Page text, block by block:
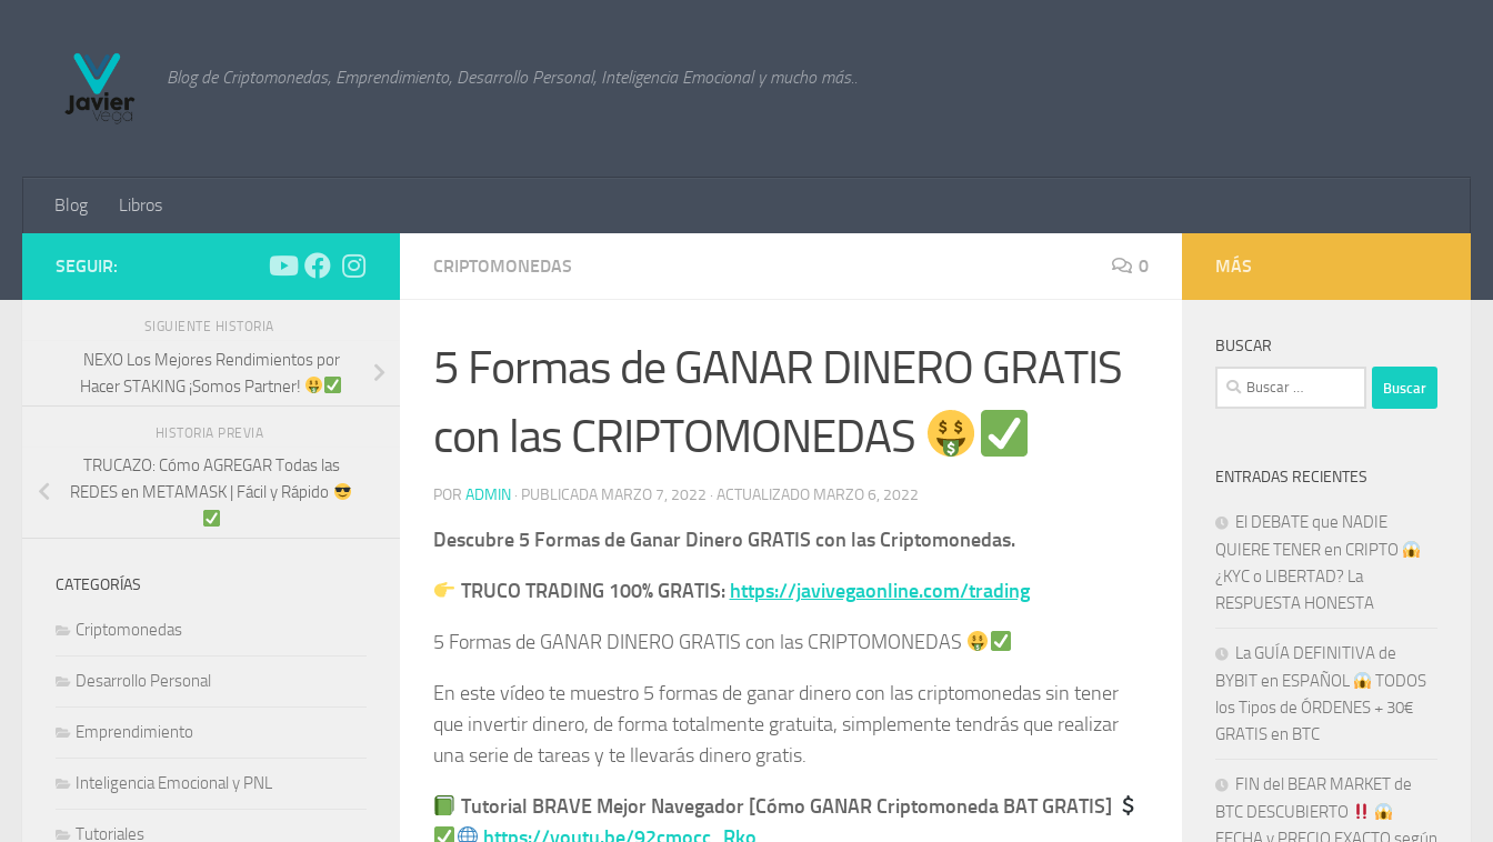
Blog de Criptomonedas, Emprendimiento, Desarrollo Personal, Inteligencia Emocional y mucho más..
Blog Libros
CRIPTOMONEDAS 0
5 Formas de GANAR DINERO GRATIS
con las CRIPTOMONEDAS
POR ADMIN · PUBLICADA MARZO 7, 2022 · ACTUALIZADO MARZO 6, 2022
Descubre 5 Formas de Ganar Dinero GRATIS con las Criptomonedas.
TRUCO TRADING 100% GRATIS: https://javivegaonline.com/trading
5 Formas de GANAR DINERO GRATIS con las CRIPTOMONEDAS
En este vídeo te muestro 5 formas de ganar dinero con las criptomonedas sin tener
que invertir dinero, de forma totalmente gratuita, simplemente tendrás que realizar
una serie de tareas y te llevarás dinero gratis.
Tutorial BRAVE Mejor Navegador [Cómo GANAR Criptomoneda BAT GRATIS]
SEGUIR:
SIGUIENTE HISTORIA
NEXO Los Mejores Rendimientos por
Hacer STAKING ¡Somos Partner!
HISTORIA PREVIA
TRUCAZO: Cómo AGREGAR Todas las
REDES en METAMASK | Fácil y Rápido
CATEGORÍAS
Criptomonedas
Desarrollo Personal
Emprendimiento
Inteligencia Emocional y PNL
Tutoriales
MÁS
BUSCAR
Buscar:
ENTRADAS RECIENTES
El DEBATE que NADIE
QUIERE TENER en CRIPTO
¿KYC o LIBERTAD? La
RESPUESTA HONESTA
La GUÍA DEFINITIVA de
BYBIT en ESPAÑOL
TODOS
los Tipos de ÓRDENES + 30€
GRATIS en BTC
FIN del BEAR MARKET de
BTC DESCUBIERTO